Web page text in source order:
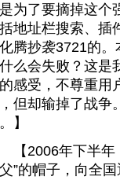
为了要摘掉这个
地址栏搜索、插
腾抄袭3721的
么会失败？这是
感受，不尊重用
但却输掉了战争
。】
2006年下半年，
”的帽子，向全